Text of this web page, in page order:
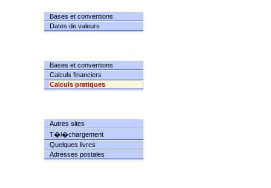
Bases et conventions
Dates de valeurs
Bases et conventions
Calculs financiers
Calculs pratiques
Autres sites
T�l�chargement
Quelques livres
Adresses postales